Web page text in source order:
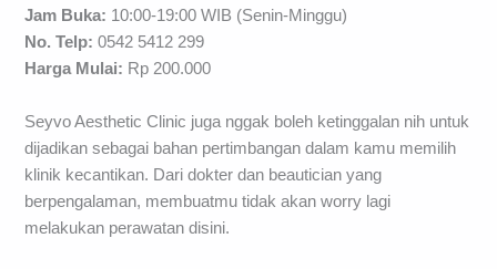
Jam Buka: 10:00-19:00 WIB (Senin-Minggu)
No. Telp: 0542 5412 299
Harga Mulai: Rp 200.000
Seyvo Aesthetic Clinic juga nggak boleh ketinggalan nih untuk
dijadikan sebagai bahan pertimbangan dalam kamu memilih
klinik kecantikan. Dari dokter dan beautician yang
berpengalaman, membuatmu tidak akan worry lagi
melakukan perawatan disini.